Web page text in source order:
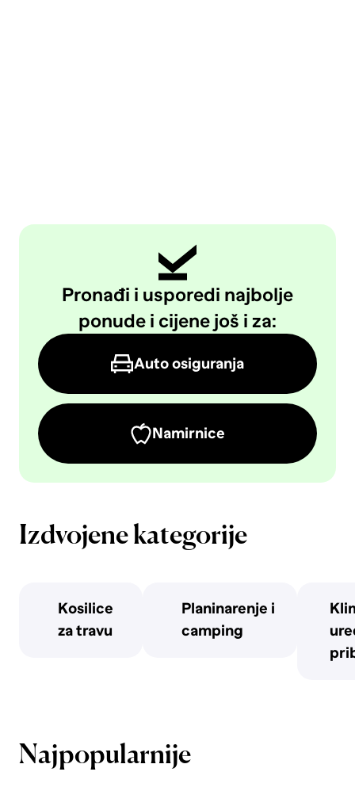
Pronađi i usporedi najbolje
ponude i cijene još i za:
Auto osiguranja
Namirnice
Izdvojene kategorije
Kosilice
za travu
Planinarenje i
camping
Najpopularnije